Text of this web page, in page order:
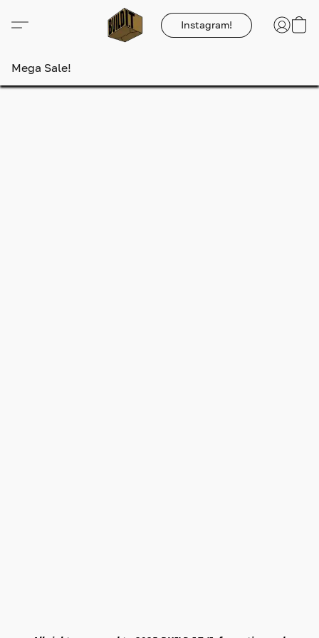
Instagram!
Mega Sale!